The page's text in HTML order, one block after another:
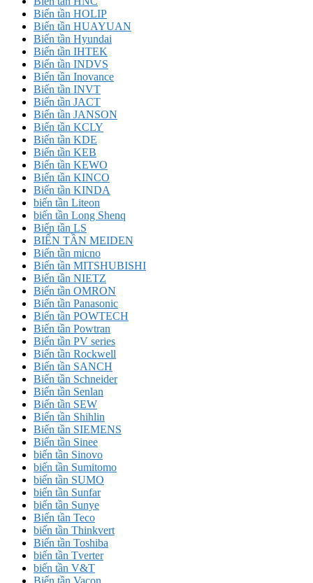
Biến tần HOLIP
Biến tần HUAYUAN
Biến tần Hyundai
Biến tần IHTEK
Biến tần INDVS
Biến tần Inovance
Biến tần INVT
Biến tần JACT
Biến tần JANSON
Biến tần KCLY
Biến tần KDE
Biến tần KEB
Biến tần KEWO
Biến tần KINCO
Biến tần KINDA
biến tần Liteon
biến tần Long Shenq
Biến tần LS
BIẾN TẦN MEIDEN
Biến tần micno
Biến tần MITSHUBISHI
Biến tần NIETZ
Biến tần OMRON
Biến tần Panasonic
Biến tần POWTECH
Biến tần Powtran
Biến tần PV series
Biến tần Rockwell
Biến tần SANCH
Biến tần Schneider
Biến tần Senlan
Biến tần SEW
Biến tần Shihlin
Biến tần SIEMENS
Biến tần Sinee
biến tần Sinovo
biến tần Sumitomo
biến tần SUMO
biến tần Sunfar
biến tần Sunye
Biến tần Teco
biến tần Thinkvert
Biến tần Toshiba
biến tần Tverter
biến tần V&T
Biến tần Vacon